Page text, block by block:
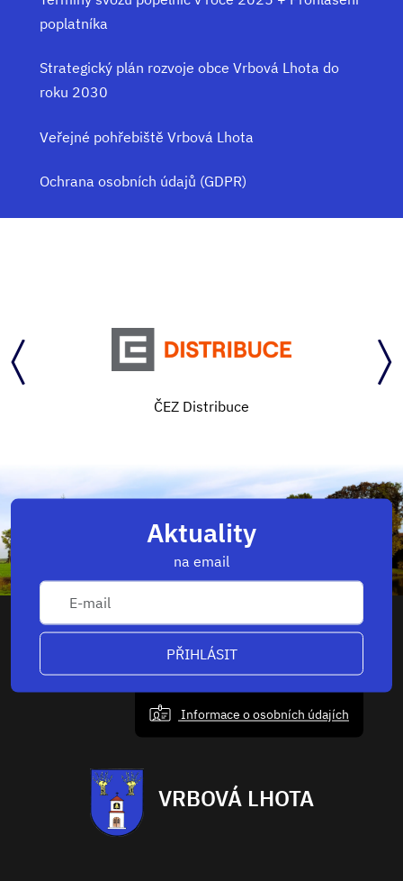
poplatníka
Strategický plán rozvoje obce Vrbová Lhota do
roku 2030
Veřejné pohřebiště Vrbová Lhota
Ochrana osobních údajů (GDPR)
ČEZ Distribuce
Aktuality
na email
PŘIHLÁSIT
Informace o osobních údajích
VRBOVÁ LHOTA